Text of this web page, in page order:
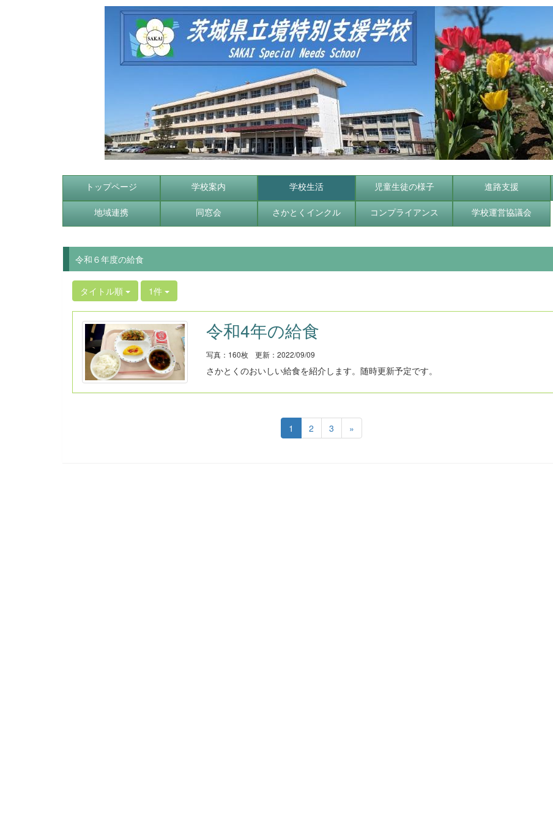
トップページ 学校案内 学校生活 児童生徒の様子 進路支援
地域連携 同窓会 さかとくインクル コンプライアンス 学校運営協議会
令和６年度の給食
タイトル順 1件
令和4年の給食
写真：160枚 更新：2022/09/09
さかとくのおいしい給食を紹介します。随時更新予定です。
1 2 3 »